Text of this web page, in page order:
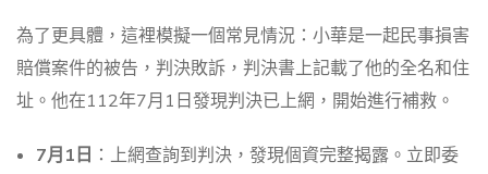
為了更具體，這裡模擬一個常見情況：小華是一起民事損害
賠償案件的被告，判決敗訴，判決書上記載了他的全名和住
址。他在112年7月1日發現判決已上網，開始進行補救。
7月1日 ：上網查詢到判決，發現個資完整揭露。立即委